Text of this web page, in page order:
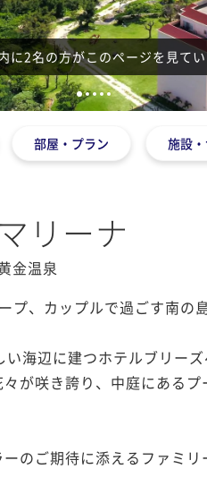
に2名の方がこのページを見て
1 2345
部屋・プラン 施設
リーナ
金温泉
プ、カップルで過ごす南の
海辺に建つホテルブリーズ
が咲き誇り、中庭にある
のご期待に添えるファミリ